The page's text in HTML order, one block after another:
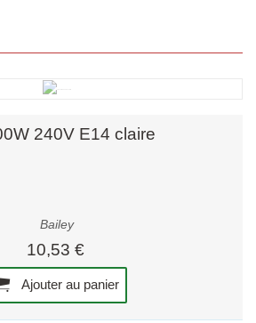
240V E14 claire
Bailey
10,53 €
Ajouter au panier